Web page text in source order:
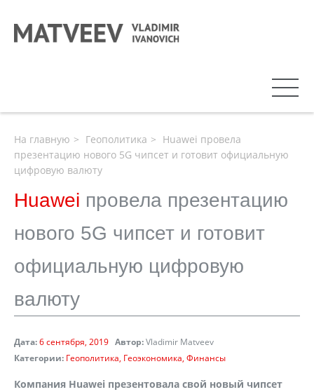
На главную Геополитика
Huawei провела
презентацию нового 5G чипсет и готовит официальную
цифровую валюту
Huawei провела презентацию
нового 5G чипсет и готовит
официальную цифровую
валюту
Дата:6 сентября, 2019 Автор:Vladimir Matveev
Категории: Геополитика Геоэкономика Финансы
Компания Huawei презентовала свой новый чипсет